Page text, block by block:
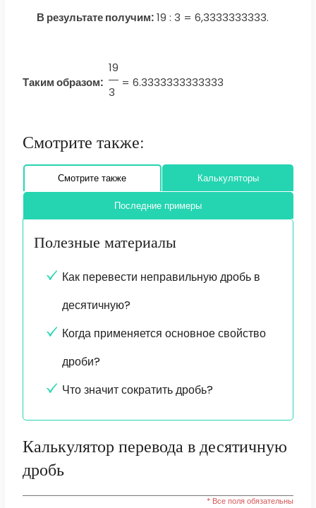
В результате получим:19 : 3 = 6,3333333333.
Таким образом:
19
3
= 6.3333333333333
Смотрите также:
Смотрите также Калькуляторы
Последние примеры
Полезные материалы
Как перевести неправильную дробь в
десятичную?
Когда применяется основное свойство
дроби?
Что значит сократить дробь?
Калькулятор перевода в десятичную
дробь
* Все поля обязательны